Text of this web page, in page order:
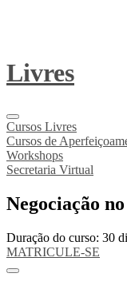
Livres
Cursos Livres
Cursos de
Workshops
Secretaria Virtual
Negociação
Duração do curso: 30
MATRICULE-SE